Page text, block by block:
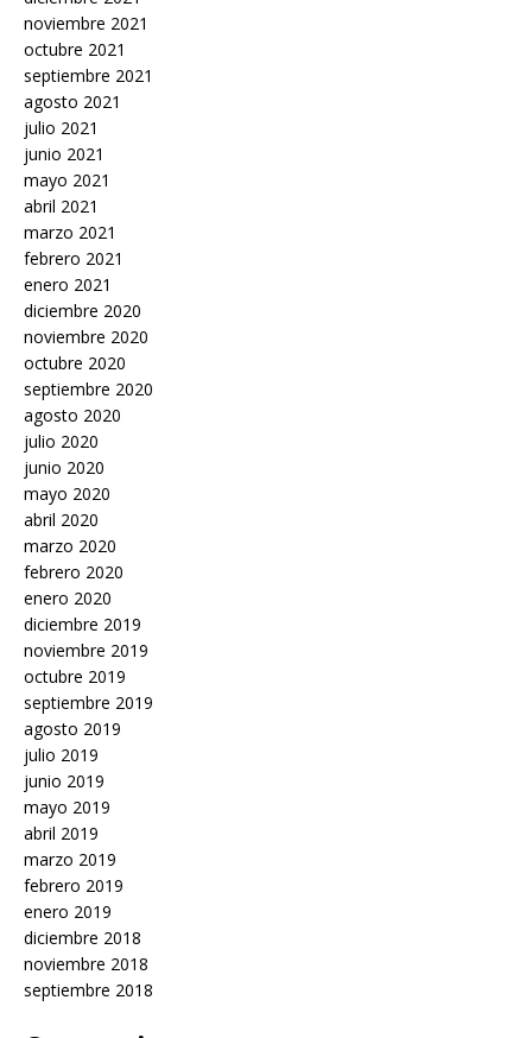
noviembre 2021
octubre 2021
septiembre 2021
agosto 2021
julio 2021
junio 2021
mayo 2021
abril 2021
marzo 2021
febrero 2021
enero 2021
diciembre 2020
noviembre 2020
octubre 2020
septiembre 2020
agosto 2020
julio 2020
junio 2020
mayo 2020
abril 2020
marzo 2020
febrero 2020
enero 2020
diciembre 2019
noviembre 2019
octubre 2019
septiembre 2019
agosto 2019
julio 2019
junio 2019
mayo 2019
abril 2019
marzo 2019
febrero 2019
enero 2019
diciembre 2018
noviembre 2018
septiembre 2018